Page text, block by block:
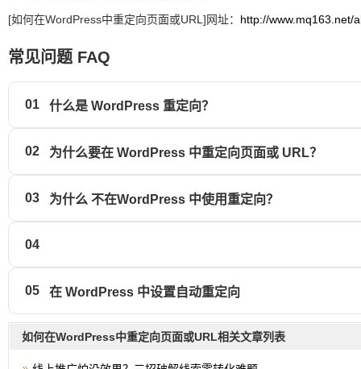
[如何在WordPress中重定向页面或URL]网址： http://www.mq163.net/
常见问题 FAQ
01 什么是 WordPress 重定向？
02 为什么要在 WordPress 中重定向页面或 URL？
03 为什么 不在WordPress 中使用重定向？
04
05 在 WordPress 中设置自动重定向
如何在WordPress中重定向页面或URL相关文章列表